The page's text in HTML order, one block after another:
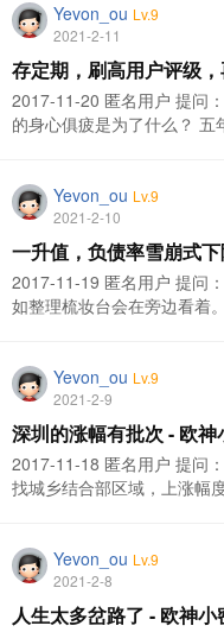
Yevon_ou Lv.9
2021-2-11
存定期，刷高用户评级
2017-11-20 匿名用户 提问
的身心俱疲是为了什么？ 五
Yevon_ou Lv.9
2021-2-10
一升值，负债率雪崩式
2017-11-19 匿名用户 提问
如整理梳妆台会在旁边看着
Yevon_ou Lv.9
2021-2-9
深圳的涨幅有批次 - 欧
2017-11-18 匿名用户 提问
找城乡结合部区域，上涨幅
Yevon_ou Lv.9
2021-2-8
人生太多岔路了 - 欧神